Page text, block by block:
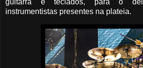
instrumentistas presentes na plateia.